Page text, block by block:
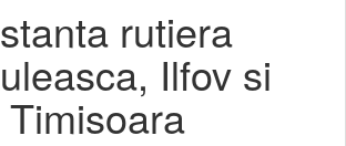
rutiera
Ilfov si
Timisoara